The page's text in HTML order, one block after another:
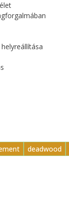
deadwood